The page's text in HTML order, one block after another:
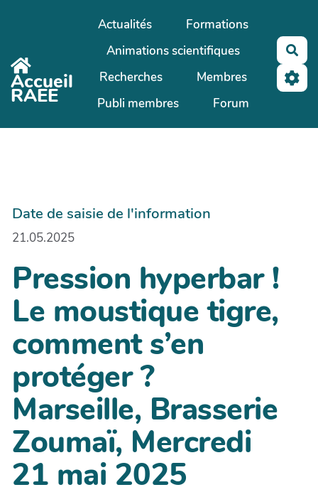
Aller au contenu principal
Accueil
RAEE
Actualités
Formations
Animations scientifiques
Recherches
Membres
Publi membres
Forum
Date de saisie de l'information
21.05.2025
Pression hyperbar !
Le moustique tigre,
comment s’en
protéger ?
Marseille, Brasserie
Zoumaï, Mercredi
21 mai 2025